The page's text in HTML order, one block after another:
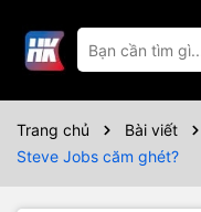
Trang chủ Bài viết
Steve Jobs căm ghét?